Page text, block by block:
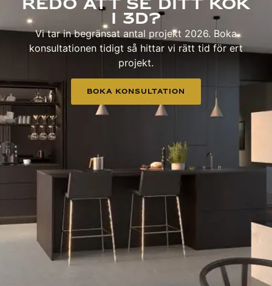
i 3D?
Vi tar in begränsat antal projekt 2026. Boka
konsultationen tidigt så hittar vi rätt tid för ert
projekt.
Boka Konsultation